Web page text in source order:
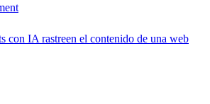
con IA rastreen el contenido de una web